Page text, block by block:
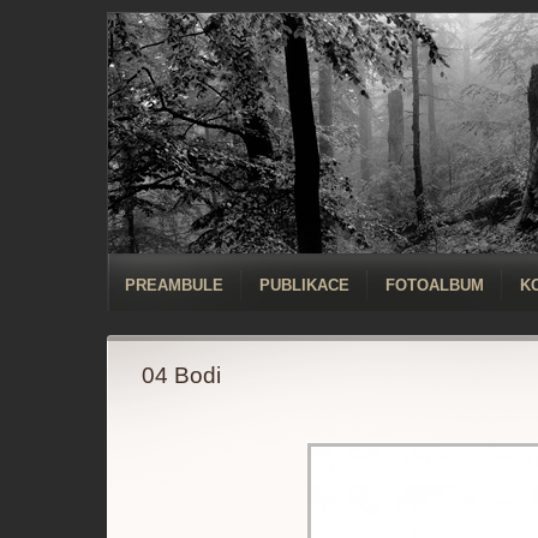
PREAMBULE PUBLIKACE FOTOALBUM
04 Bodi